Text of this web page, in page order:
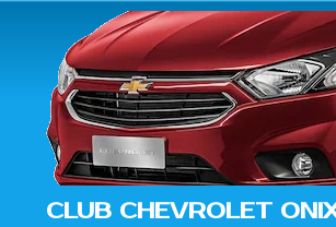
CLUB CHEVROLET